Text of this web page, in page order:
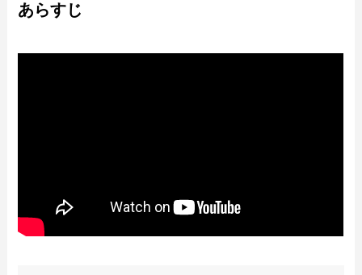
あらすじ